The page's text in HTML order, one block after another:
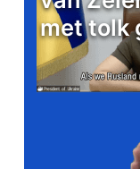
met tolk